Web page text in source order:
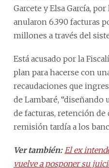
Garcete y Elsa García,
anularon 6.390 facturas
millones a través del
Está acusado por la
plan para hacerse con
recaudaciones que
de Lambaré, “diseñando
de facturas, retención
remisión tardía a los
Ver también: El ex
vuelve a posponer su